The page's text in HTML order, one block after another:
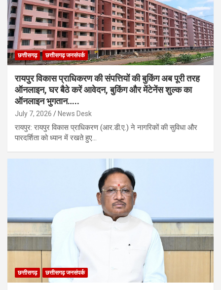
छत्तीसगढ़ छत्तीसगढ़ जनसंपर्क
रायपुर विकास प्राधिकरण की संपत्तियों की बुकिंग अब पूरी तरह
ऑनलाइन, घर बैठे करें आवेदन, बुकिंग और मेंटेनेंस शुल्क का
ऑनलाइन भुगतान…..
July 7, 2026 News Desk
रायपुर: रायपुर विकास प्राधिकरण (आर.डी.ए.) ने नागरिकों की सुविधा और
पारदर्शिता को ध्यान में रखते हुए…
छत्तीसगढ़ छत्तीसगढ़ जनसंपर्क